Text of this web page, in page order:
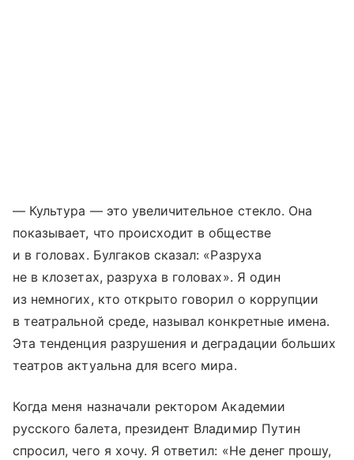
— Культура — это увеличительное стекло. Она
показывает, что происходит в обществе
и в головах. Булгаков сказал: «Разруха
не в клозетах, разруха в головах». Я один
из немногих, кто открыто говорил о коррупции
в театральной среде, называл конкретные имена.
Эта тенденция разрушения и деградации больших
театров актуальна для всего мира.
Когда меня назначали ректором Академии
русского балета, президент Владимир Путин
спросил, чего я хочу. Я ответил: «Не денег прошу,